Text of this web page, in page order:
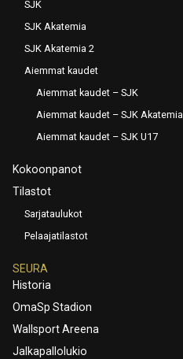
SJK
SJK Akatemia
SJK Akatemia 2
Aiemmat kaudet
Aiemmat kaudet – SJK
Aiemmat kaudet – SJK Akatemia
Aiemmat kaudet – SJK U17
Kokoonpanot
Tilastot
Sarjataulukot
Pelaajatilastot
SEURA
Historia
OmaSp Stadion
Wallsport Areena
Jalkapallolukio